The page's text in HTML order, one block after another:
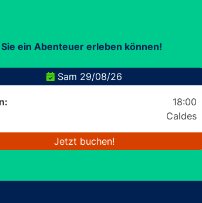
ein Abenteuer erleben können!
Sam 29/08/26
18:00
Caldes
Jetzt buchen!